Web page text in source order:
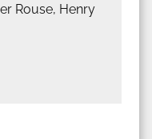
Rouse, Henry